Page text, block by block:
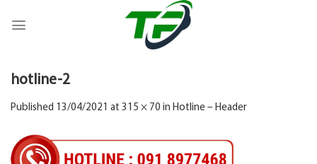
hotline-2
Published 13/04/2021 at 315 × 70 in Hotline – Header